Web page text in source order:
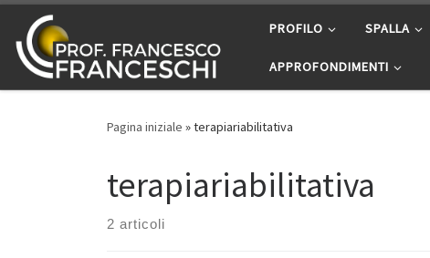
Passa al contenuto PROFILO SPALLA
APPROFONDIMENTI
Pagina iniziale »terapiariabilitativa
terapiariabilitativa
2 articoli